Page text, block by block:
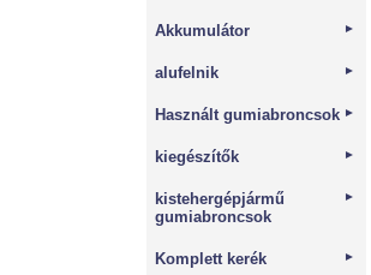
Akkumulátor ►
alufelnik ►
Használt gumiabroncsok ►
kiegészítők ►
kistehergépjármű
gumiabroncsok
►
Komplett kerék ►